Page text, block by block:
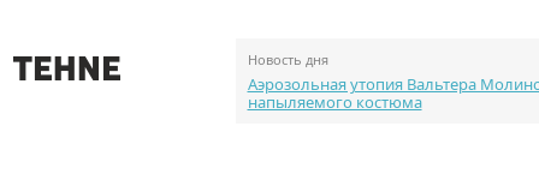
Новость дня
Аэрозольная утопия Вальтера
напыляемого костюма